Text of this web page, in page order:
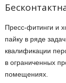
Пресс-фитинги и
пайку в ряде
квалификации
в ограниченных
помещениях.